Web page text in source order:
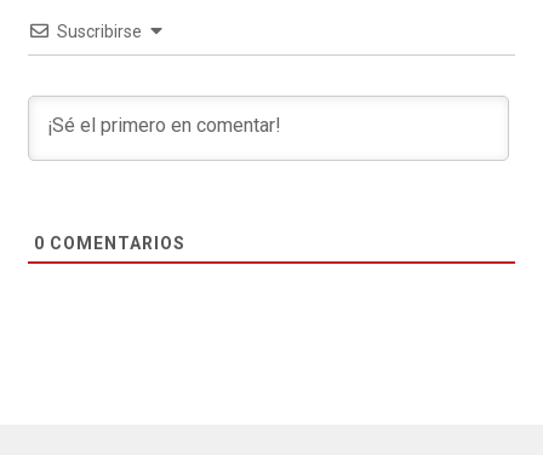
Suscribirse
0 COMENTARIOS